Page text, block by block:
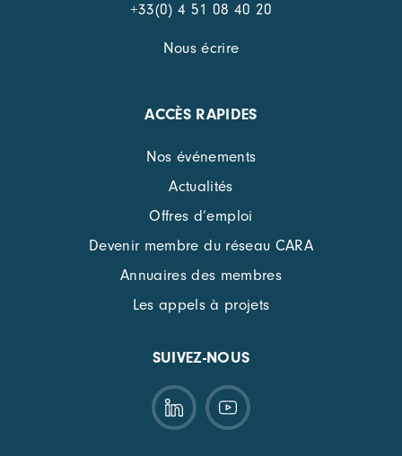
+33(0) 4 51 08 40 20
Nous écrire
ACCÈS RAPIDES
Nos événements
Actualités
Offres d’emploi
Devenir membre du réseau CARA
Annuaires des membres
Les appels à projets
SUIVEZ-NOUS